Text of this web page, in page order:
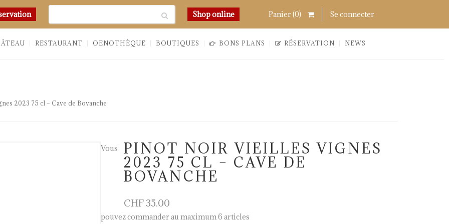
Chercher Shop online Chercher
Panier (0) Links
Se connecter
RESTAURANT OENOTHÈQUE BOUTIQUES BONS PLANS RÉSERVATION NEWS
2023 75 cl – Cave de Bovanche
PINOT NOIR VIEILLES VIGNES
2023 75 CL – CAVE DE
BOVANCHE
CHF35.00
Vous
pouvez commander au maximum 6 articles